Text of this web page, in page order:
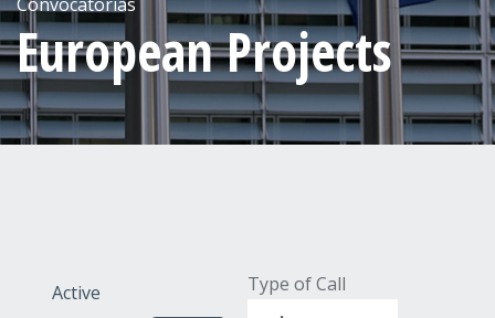
European Projects
Active
Type of Call